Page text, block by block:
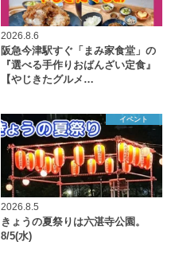
2026.8.6
阪急今津駅すぐ「まみ家食堂」の
『選べる手作りおばんざい定食』
【やじきたグルメ…
イベント
2026.8.5
きょうの夏祭りは六湛寺公園。
8/5(水)